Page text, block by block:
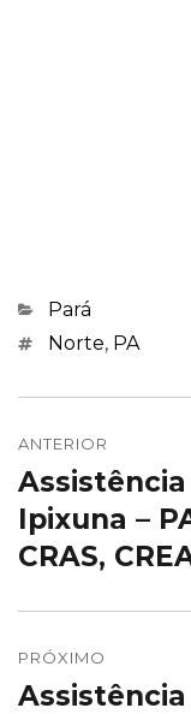
Categorias
Pará
Marcações
Norte, PA
de
Post
ANTERIOR
Post
anterior:
Ipixuna –
CRAS,
PRÓXIMO
Próximo